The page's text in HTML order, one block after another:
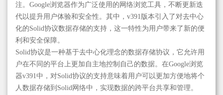
注。Google浏览器作为广泛使用的网络浏览工具，不断更新迭
代以提升用户体验和安全性。其中，v391版本引入了对去中心
化的Solid协议数据存储的支持，这一特性为用户带来了新的便
利和安全保障。
Solid协议是一种基于去中心化理念的数据存储协议，它允许用
户在不同的平台上更加自主地控制自己的数据。在Google浏览
器v391中，对Solid协议的支持意味着用户可以更加方便地将个
人数据存储到Solid网络中，实现数据的跨平台共享和管理。